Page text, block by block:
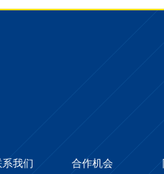
系我们 合作机会